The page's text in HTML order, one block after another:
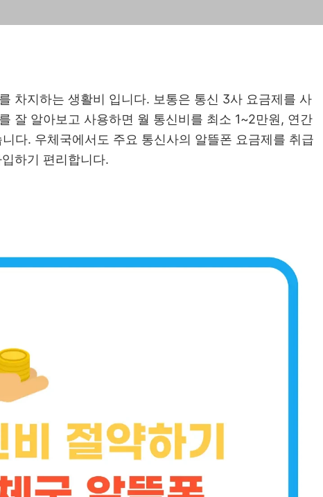
차지하는 생활비 입니다. 보통은 통신 3사 요금제를 사
잘 알아보고 사용하면 월 통신비를 최소 1~2만원, 연간
다. 우체국에서도 주요 통신사의 알뜰폰 요금제를 취급
하기 편리합니다.